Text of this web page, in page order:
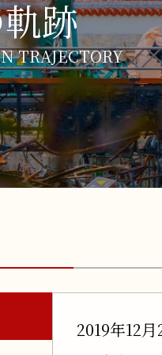
跡
TRAJECTORY
2019年12月